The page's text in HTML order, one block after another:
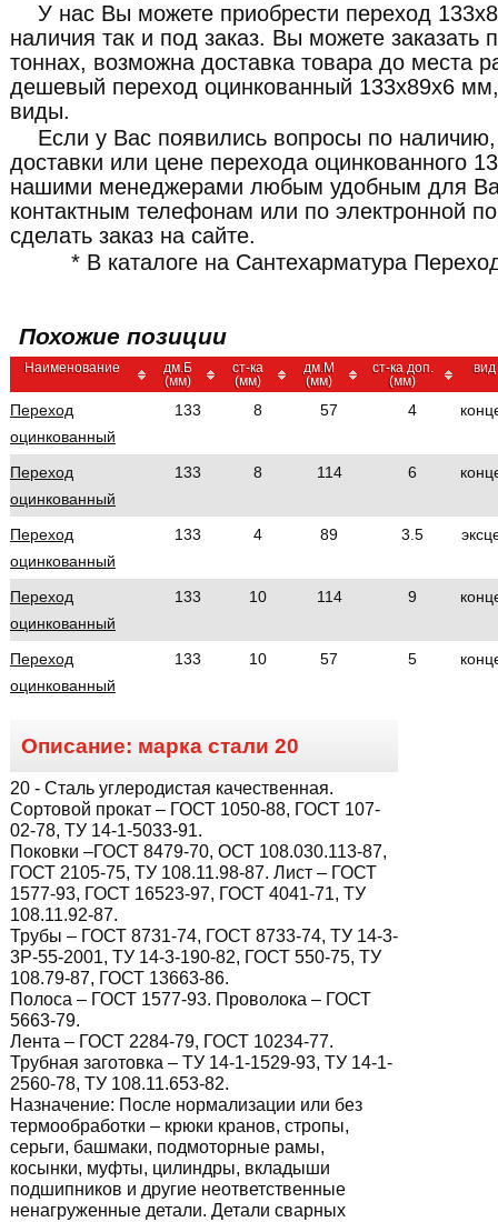
У нас Вы можете приобрести переход
наличия так и под заказ. Вы можете заказать
тоннах, возможна доставка товара до места
дешевый переход оцинкованный 133x89x6 мм,
виды.
Если у Вас появились вопросы по
доставки или цене перехода оцинкованного
нашими менеджерами любым удобным для
контактным телефонам или по электронной
сделать заказ на сайте.
* В каталоге на Сантехарматура
Похожие позиции
Наименование
дм.Б
(мм)
ст-ка
(мм)
дм.М
(мм)
ст-ка доп.
(мм)
Переход
оцинкованный
133 8 57 4
Переход
оцинкованный
133 8 114 6
Переход
оцинкованный
133 4 89 3.5
Переход
оцинкованный
133 10 114 9
Переход
оцинкованный
133 10 57 5
Описание: марка стали 20
20 - Сталь углеродистая качественная.
Сортовой прокат – ГОСТ 1050-88, ГОСТ 107-
02-78, ТУ 14-1-5033-91.
Поковки –ГОСТ 8479-70, ОСТ 108.030.113-87,
ГОСТ 2105-75, ТУ 108.11.98-87. Лист – ГОСТ
1577-93, ГОСТ 16523-97, ГОСТ 4041-71, ТУ
108.11.92-87.
Трубы – ГОСТ 8731-74, ГОСТ 8733-74, ТУ 14-3-
3Р-55-2001, ТУ 14-3-190-82, ГОСТ 550-75, ТУ
108.79-87, ГОСТ 13663-86.
Полоса – ГОСТ 1577-93. Проволока – ГОСТ
5663-79.
Лента – ГОСТ 2284-79, ГОСТ 10234-77.
Трубная заготовка – ТУ 14-1-1529-93, ТУ 14-1-
2560-78, ТУ 108.11.653-82.
Назначение: После нормализации или без
термообработки – крюки кранов, стропы,
серьги, башмаки, подмоторные рамы,
косынки, муфты, цилиндры, вкладыши
подшипников и другие неответственные
ненагруженные детали. Детали сварных